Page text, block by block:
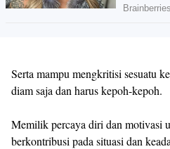
Serta mampu mengkritisi sesuatu
diam saja dan harus kepoh-kepoh.
Memilik percaya diri dan motivasi
berkontribusi pada situasi dan